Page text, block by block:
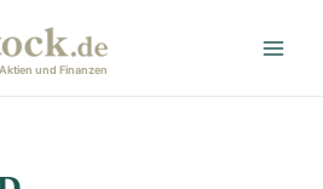
und Finanzen